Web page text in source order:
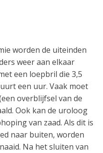
worden de uiteinden
weer aan elkaar
een loepbril die 3,5
een uur. Vaak moet
overblijfsel van de
Ook kan de uroloog
van zaad. Als dit is
naar buiten, worden
Na het sluiten van